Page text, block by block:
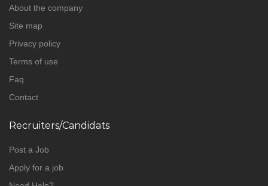
About the company
Site map
Privacy policy
Terms of use
Faq
Contact
Recruiters/Candidats
Post a Job
Apply for a job